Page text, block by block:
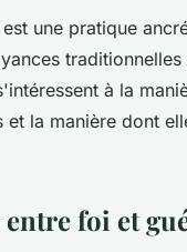
une pratique
à la
et la manière dont
foi et